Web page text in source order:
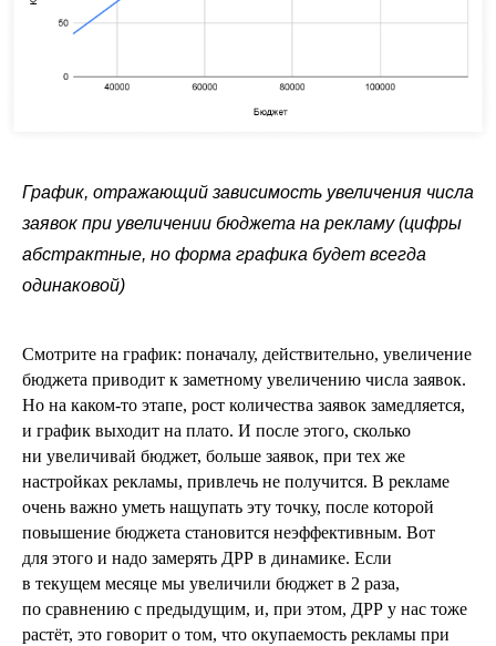
График, отражающий зависимость увеличения числа
заявок при увеличении бюджета на рекламу (цифры
абстрактные, но форма графика будет всегда
одинаковой)
Смотрите на график: поначалу, действительно, увеличение
бюджета приводит к заметному увеличению числа заявок.
Но на каком-то этапе, рост количества заявок замедляется,
и график выходит на плато. И после этого, сколько
ни увеличивай бюджет, больше заявок, при тех же
настройках рекламы, привлечь не получится. В рекламе
очень важно уметь нащупать эту точку, после которой
повышение бюджета становится неэффективным. Вот
для этого и надо замерять ДРР в динамике. Если
в текущем месяце мы увеличили бюджет в 2 раза,
по сравнению с предыдущим, и, при этом, ДРР у нас тоже
растёт, это говорит о том, что окупаемость рекламы при